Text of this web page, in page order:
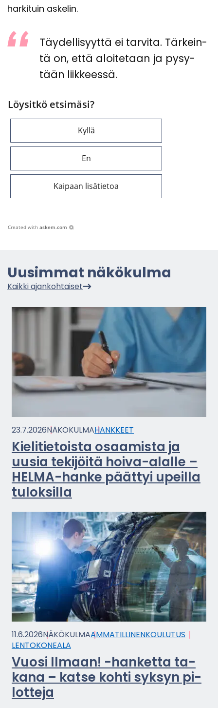
har­ki­tuin as­ke­lin.
Täy­del­li­syyt­tä ei tar­vi­ta. Tär­kein­
tä on, että aloi­te­taan ja py­sy­
tään liik­kees­sä.
Löysitkö etsimäsi?
Kyllä
En
Kaipaan lisätietoa
Created with askem.com
Uusim­mat nä­kö­kul­ma
Kaik­ki ajan­koh­tai­set
23.7.2026NÄ­KÖ­KUL­MAHANK­KEET
Kie­li­tie­tois­ta osaa­mis­ta ja
uusia te­ki­jöi­tä hoiva-​alalle –
HELMA-​hanke päät­tyi upeil­la
tu­lok­sil­la
11.6.2026NÄ­KÖ­KUL­MAAM­MA­TIL­LI­NEN­KOU­LU­TUS
LEN­TO­KO­NEA­LA
Vuosi Il­maan! -​hanketta ta­
ka­na – katse kohti syk­syn pi­
lot­te­ja